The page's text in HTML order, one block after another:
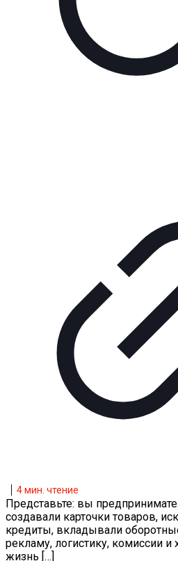
4мин. чтение
Представьте: вы
создавали карточки товаров,
кредиты, вкладывали
рекламу, логистику, комиссии и
жизнь […]